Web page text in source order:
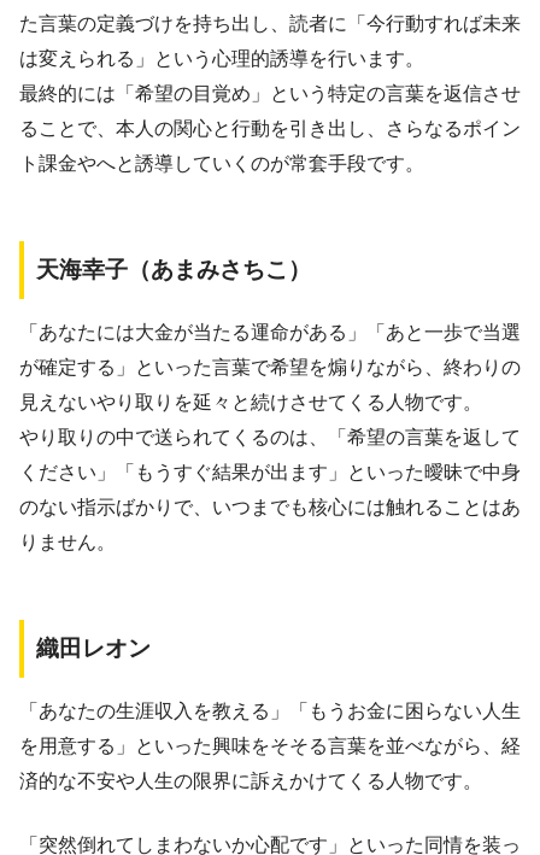
た言葉の定義づけを持ち出し、読者に「今行動すれば未来
は変えられる」という心理的誘導を行います。
最終的には「希望の目覚め」という特定の言葉を返信させ
ることで、本人の関心と行動を引き出し、さらなるポイン
ト課金やへと誘導していくのが常套手段です。
天海幸子（あまみさちこ）
「あなたには大金が当たる運命がある」「あと一歩で当選
が確定する」といった言葉で希望を煽りながら、終わりの
見えないやり取りを延々と続けさせてくる人物です。
やり取りの中で送られてくるのは、「希望の言葉を返して
ください」「もうすぐ結果が出ます」といった曖昧で中身
のない指示ばかりで、いつまでも核心には触れることはあ
りません。
織田レオン
「あなたの生涯収入を教える」「もうお金に困らない人生
を用意する」といった興味をそそる言葉を並べながら、経
済的な不安や人生の限界に訴えかけてくる人物です。
「突然倒れてしまわないか心配です」といった同情を装っ